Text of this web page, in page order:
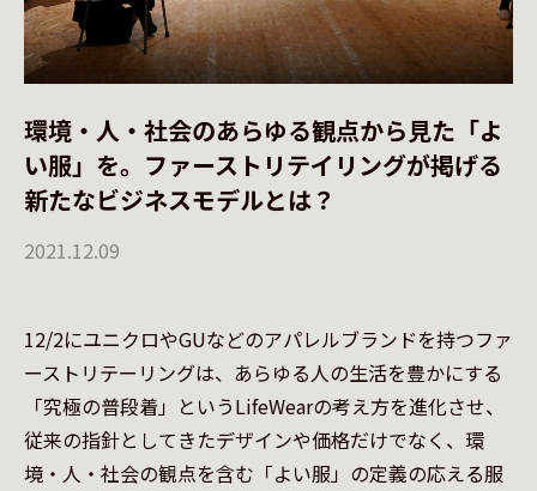
環境・人・社会のあらゆる観点から見た「よ
い服」を。ファーストリテイリングが掲げる
新たなビジネスモデルとは？
2021.12.09
12/2にユニクロやGUなどのアパレルブランドを持つファ
ーストリテーリングは、あらゆる人の生活を豊かにする
「究極の普段着」というLifeWearの考え方を進化させ、
従来の指針としてきたデザインや価格だけでなく、環
境・人・社会の観点を含む「よい服」の定義の応える服